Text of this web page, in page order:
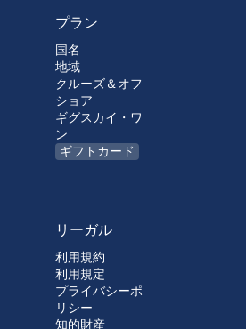
プラン
国名
地域
クルーズ＆オフ
ショア
ギグスカイ・ワ
ン
ギフトカード
リーガル
利用規約
利用規定
プライバシーポ
リシー
知的財産